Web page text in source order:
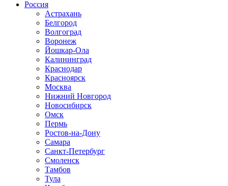
Россия
Астрахань
Белгород
Волгоград
Воронеж
Йошкар-Ола
Калининград
Краснодар
Красноярск
Москва
Нижний Новгород
Новосибирск
Омск
Пермь
Ростов-на-Дону
Самара
Санкт-Петербург
Смоленск
Тамбов
Тула